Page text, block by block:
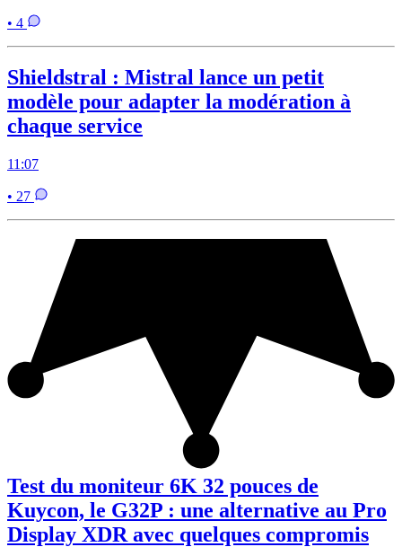
• 4
Shieldstral : Mistral lance un petit
modèle pour adapter la modération à
chaque service
11:07
• 27
Test du moniteur 6K 32 pouces de
Kuycon, le G32P : une alternative au Pro
Display XDR avec quelques compromis